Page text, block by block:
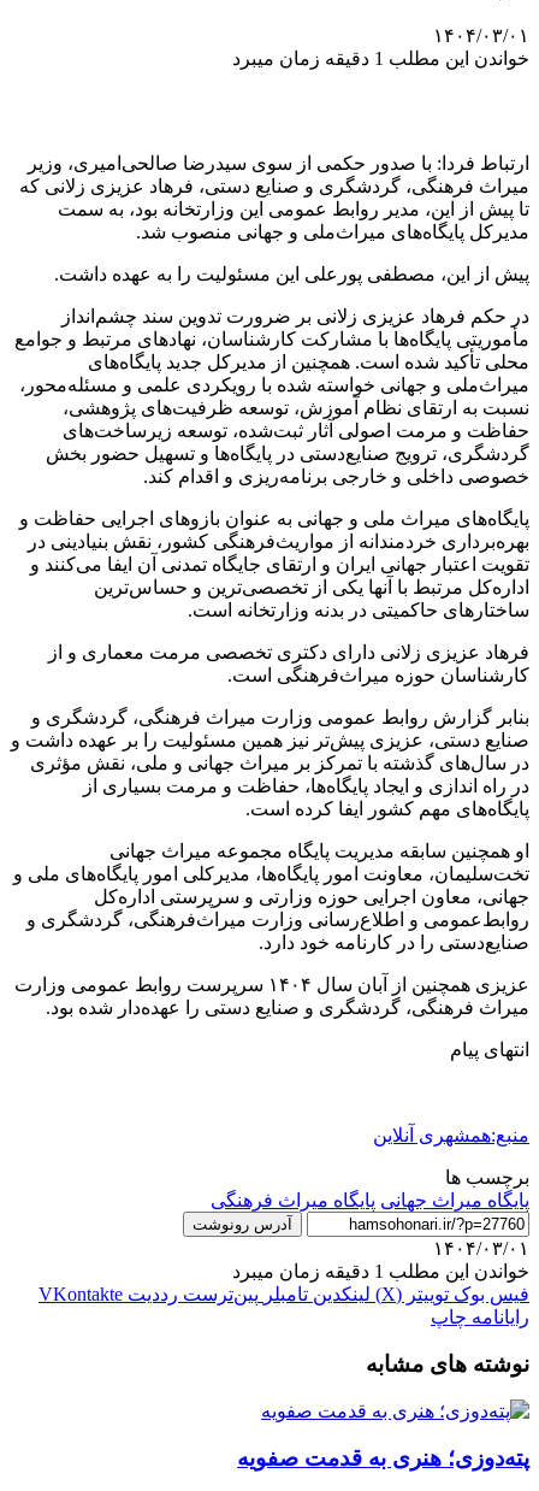
۱۴۰۴/۰۳/۰۱
خواندن این مطلب 1 دقیقه زمان میبرد
ارتباط فردا: با صدور حکمی از سوی سیدرضا صالحی‌امیری، وزیر
میراث‌ فرهنگی، گردشگری و صنایع‌ دستی، فرهاد عزیزی زلانی که
تا پیش از این، مدیر روابط عمومی این وزارتخانه بود، به سمت
مدیرکل پایگاه‌های میراث‌ملی و جهانی منصوب شد.
پیش از این، مصطفی پورعلی این مسئولیت را به عهده داشت.
در حکم فرهاد عزیزی زلانی بر ضرورت تدوین سند چشم‌انداز
مأموریتی پایگاه‌ها با مشارکت کارشناسان، نهادهای مرتبط و جوامع
محلی تأکید شده است. همچنین از مدیرکل جدید پایگاه‌های
میراث‌ملی و جهانی خواسته شده با رویکردی علمی و مسئله‌محور،
نسبت به ارتقای نظام آموزش، توسعه ظرفیت‌های پژوهشی،
حفاظت و مرمت اصولی آثار ثبت‌شده، توسعه زیرساخت‌های
گردشگری، ترویج صنایع‌دستی در پایگاه‌ها و تسهیل حضور بخش
خصوصی داخلی و خارجی برنامه‌ریزی و اقدام کند.
پایگاه‌های میراث‌ ملی و جهانی به‌ عنوان بازوهای اجرایی حفاظت و
بهره‌برداری خردمندانه از مواریث‌فرهنگی کشور، نقش بنیادینی در
تقویت اعتبار جهانی ایران و ارتقای جایگاه تمدنی آن ایفا می‌کنند و
اداره‌کل مرتبط با آنها یکی از تخصصی‌ترین و حساس‌ترین
ساختارهای حاکمیتی در بدنه وزارتخانه است.
فرهاد عزیزی زلانی دارای دکتری تخصصی مرمت معماری و از
کارشناسان حوزه میراث‌فرهنگی است.
بنابر گزارش روابط عمومی وزارت میراث فرهنگی، گردشگری و
صنایع دستی، عزیزی پیش‌تر نیز همین مسئولیت را بر عهده داشت و
در سال‌های گذشته با تمرکز بر میراث جهانی و ملی، نقش مؤثری
در راه اندازی و ایجاد پایگاه‌ها، حفاظت و مرمت بسیاری از
پایگاه‌های مهم کشور ایفا کرده است.
او همچنین سابقه مدیریت پایگاه مجموعه میراث جهانی
تخت‌سلیمان، معاونت امور پایگاه‌ها، مدیرکلی امور پایگاه‌های ملی و
جهانی، معاون اجرایی حوزه وزارتی و سرپرستی اداره‌کل
روابط‌عمومی و اطلاع‌رسانی وزارت میراث‌فرهنگی، گردشگری و
صنایع‌دستی را در کارنامه خود دارد.
عزیزی همچنین از آبان سال ۱۴۰۴ سرپرست روابط عمومی وزارت
میراث فرهنگی، گردشگری و صنایع دستی را عهده‌دار شده بود.
انتهای پیام
منبع:همشهری آنلاین
برچسب ها
پایگاه میراث جهانی پایگاه میراث فرهنگی
آدرس رونوشت
۱۴۰۴/۰۳/۰۱
خواندن این مطلب 1 دقیقه زمان میبرد
فیس بوک توییتر (X) لینکدین ‫تامبلر ‫پین‌ترست ‫رددیت ‫VKontakte
رایانامه چاپ
نوشته های مشابه
پته‌دوزی؛ هنری به قدمت صفویه